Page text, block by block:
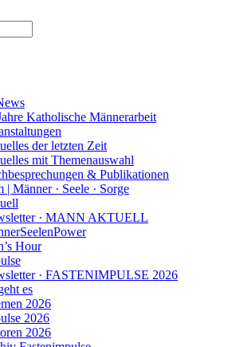
Katholische Männerarbeit
der letzten Zeit
mit Themenauswahl
& Publikationen
| Männer · Seele · Sorge
· MANN AKTUELL
Hour
· FASTENIMPULSE 2026
es
2026
2026
2026